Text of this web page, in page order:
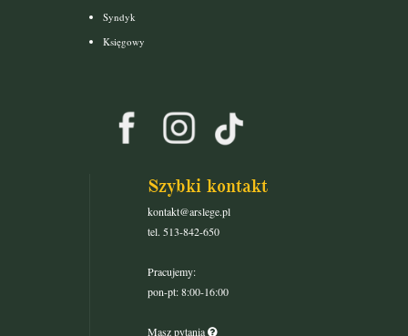
Syndyk
Księgowy
Szybki kontakt
kontakt@arslege.pl
tel. 513-842-650
Pracujemy:
pon-pt: 8:00-16:00
Masz pytania